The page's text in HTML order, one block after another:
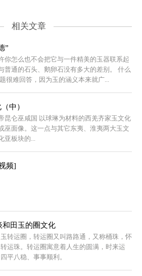
相关文章
”
你怎么也不会把它与一件精美的玉器联系起
普通的石头、鹅卵石没有多大的差别。 什么
很难回答，因为玉的涵义本来就广...
中）
仑巫咸国 以球琳为材料的西羌齐家玉文化
巫面像。这一点与其它东夷、淮夷两大玉文
亚板块的...
频]
和田玉的圈文化
转运圈，转运圈又叫路路通，又称桶珠，怀
运珠。转运圈寓意着人生的圆满，时来运
平八稳、事事顺利。